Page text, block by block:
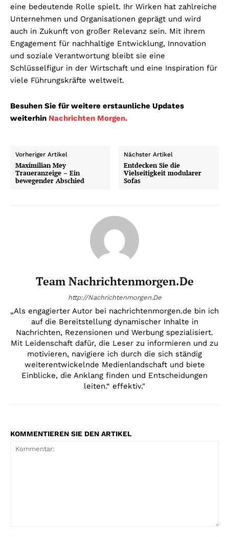
eine bedeutende Rolle spielt. Ihr Wirken hat zahlreiche
Unternehmen und Organisationen geprägt und wird
auch in Zukunft von großer Relevanz sein. Mit ihrem
Engagement für nachhaltige Entwicklung, Innovation
und soziale Verantwortung bleibt sie eine
Schlüsselfigur in der Wirtschaft und eine Inspiration für
viele Führungskräfte weltweit.
Besuhen Sie für weitere erstaunliche Updates
weiterhin Nachrichten Morgen.
Vorheriger Artikel
Maximilian Mey
Traueranzeige – Ein
bewegender Abschied
Nächster Artikel
Entdecken Sie die
Vielseitigkeit modularer
Sofas
Team Nachrichtenmorgen.de
http://Nachrichtenmorgen.De
„Als engagierter Autor bei nachrichtenmorgen.de bin ich
auf die Bereitstellung dynamischer Inhalte in
Nachrichten, Rezensionen und Werbung spezialisiert.
Mit Leidenschaft dafür, die Leser zu informieren und zu
motivieren, navigiere ich durch die sich ständig
weiterentwickelnde Medienlandschaft und biete
Einblicke, die Anklang finden und Entscheidungen
leiten.“ effektiv."
KOMMENTIEREN SIE DEN ARTIKEL